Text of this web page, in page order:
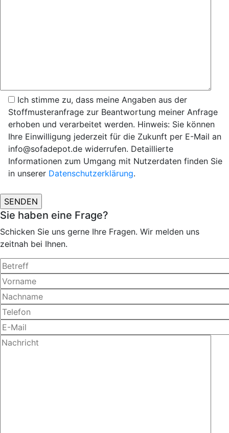
Ich stimme zu, dass meine Angaben aus der
Stoffmusteranfrage zur Beantwortung meiner Anfrage
erhoben und verarbeitet werden. Hinweis: Sie können
Ihre Einwilligung jederzeit für die Zukunft per E-Mail an
info@sofadepot.de widerrufen. Detaillierte
Informationen zum Umgang mit Nutzerdaten finden Sie
in unserer Datenschutzerklärung.
Sie haben eine Frage?
Schicken Sie uns gerne Ihre Fragen. Wir melden uns
zeitnah bei Ihnen.